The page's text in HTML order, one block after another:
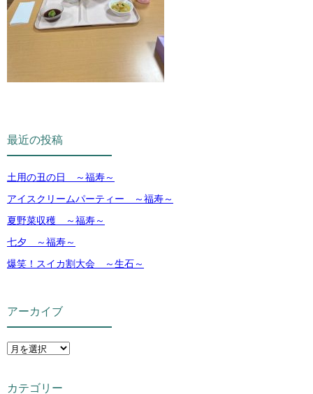
最近の投稿
土用の丑の日 ～福寿～
アイスクリームパーティー ～福寿～
夏野菜収穫 ～福寿～
七夕 ～福寿～
爆笑！スイカ割大会 ～生石～
アーカイブ
カテゴリー